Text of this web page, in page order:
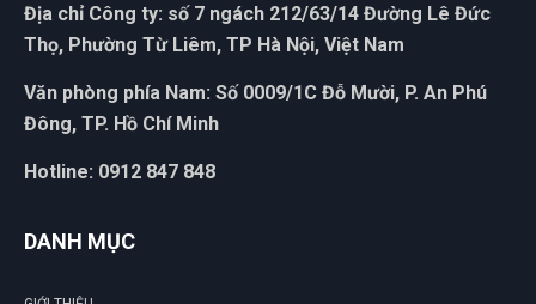
Địa chỉ Công ty: số 7 ngách 212/63/14 Đường Lê Đức
Thọ, Phường Từ Liêm, TP Hà Nội, Việt Nam
Văn phòng phía Nam: Số 0009/1C Đỗ Mười, P. An Phú
Đông, TP. Hồ Chí Minh
Hotline: 0912 847 848
DANH MỤC